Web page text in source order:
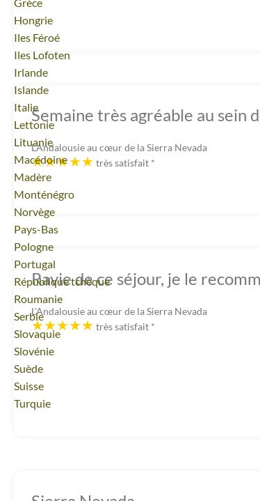
Voyage
Grèce
Voyage
Hongrie
Voyage
Iles Féroé
Voyage
Iles Lofoten
Voyage
Irlande
Voyage
Islande
Voyage
Italie
Voyage
Lettonie
Voyage
Lituanie
Voyage
Macédoine
Voyage
Madère
Voyage
Monténégro
Voyage
Norvège
Voyage
Pays-Bas
Voyage
Pologne
Voyage
Portugal
Voyage
République tchèque
Voyage
Roumanie
Voyage
Serbie
Voyage
Slovaquie
Voyage
Slovénie
Voyage
Suède
Voyage
Suisse
Voyage
Turquie
Semaine très agréable au sein
L'Andalousie au cœur de la Sierra Nevada
très satisfait *
Ravie de ce séjour, je le
L'Andalousie au cœur de la Sierra Nevada
très satisfait *